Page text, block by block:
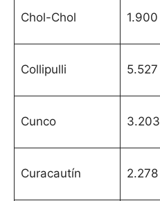
Chol-Chol 1.900
Collipulli 5.527
Cunco 3.203
Curacautín 2.278